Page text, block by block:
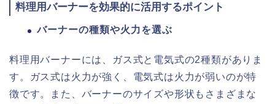
料理用バーナーを効果的に活用するポイント
バーナーの種類や火力を選ぶ
料理用バーナーには、ガス式と電気式の2種類がありま
す。ガス式は火力が強く、電気式は火力が弱いのが特
徴です。また、バーナーのサイズや形状もさまざまな